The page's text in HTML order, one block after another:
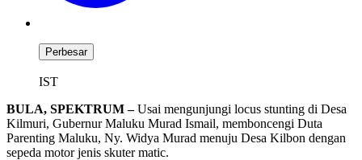
Perbesar
IST
BULA, SPEKTRUM –Usai mengunjungi locus stunting di Desa
Kilmuri, Gubernur Maluku Murad Ismail, memboncengi Duta
Parenting Maluku, Ny. Widya Murad menuju Desa Kilbon dengan
sepeda motor jenis skuter matic.